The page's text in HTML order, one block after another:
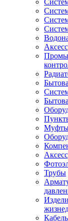
Трубы